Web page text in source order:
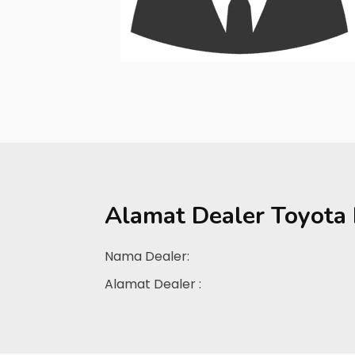
Alamat DealerToyota
Nama Dealer:
Alamat Dealer :